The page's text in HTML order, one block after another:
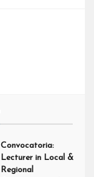
Convocatoria:
Lecturer in Local &
Regional